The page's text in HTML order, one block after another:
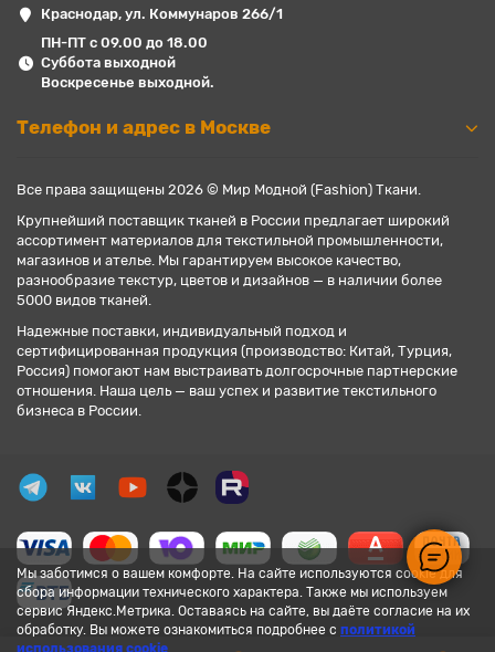
Мы заботимся о вашем комфорте. На сайте используются cookie для
сбора информации технического характера. Также мы используем
сервис Яндекс.Метрика. Оставаясь на сайте, вы даёте согласие на их
обработку. Вы можете ознакомиться подробнее с политикой
использования cookie
Краснодар, ул. Коммунаров 266/1
ПН-ПТ с 09.00 до 18.00
Суббота выходной
Воскресенье выходной.
Телефон и адрес в Москве
Все права защищены 2026 © Мир Модной (Fashion) Ткани.
Крупнейший поставщик тканей в России предлагает широкий
ассортимент материалов для текстильной промышленности,
магазинов и ателье. Мы гарантируем высокое качество,
разнообразие текстур, цветов и дизайнов — в наличии более
5000 видов тканей.
Надежные поставки, индивидуальный подход и
сертифицированная продукция (производство: Китай, Турция,
Россия) помогают нам выстраивать долгосрочные партнерские
отношения. Наша цель — ваш успех и развитие текстильного
бизнеса в России.